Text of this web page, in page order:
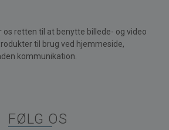
os retten til at benytte billede- og video
til brug ved hjemmeside,
kommunikation.
FØLG OS